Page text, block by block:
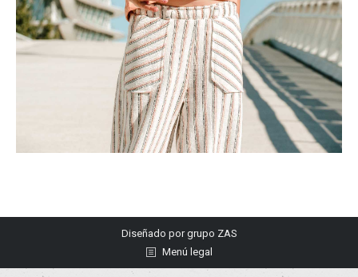
Diseñado porgrupo ZAS
Menú legal